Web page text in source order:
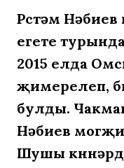
Рөстәм
егете
2015 елда
җимерелеп,
булды.
Нәбиев
Шушы